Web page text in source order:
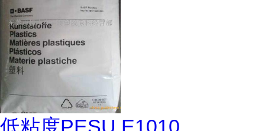
低粘度PESU E1010